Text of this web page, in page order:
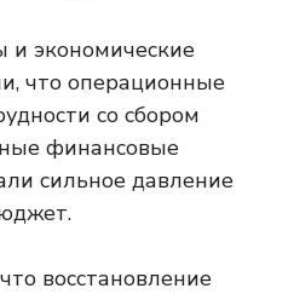
и экономические
что операционные
со сбором
финансовые
сильное давление
восстановление